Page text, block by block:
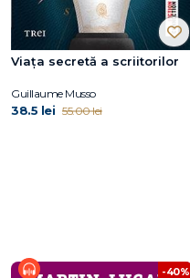
Viața secretă a scriitorilor
Guillaume Musso
38.5 lei 55.00 lei
-40%